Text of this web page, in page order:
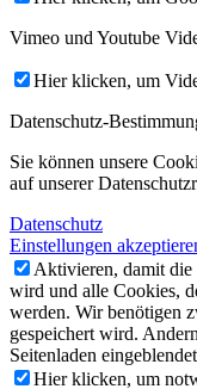
Vimeo und Youtube
Hier klicken, um
Datenschutz-
Sie können unsere
auf unserer
Datenschutz
Einstellungen
Aktivieren, damit die
wird und alle Cookies,
werden. Wir benötigen
gespeichert wird.
Seitenladen
Hier klicken, um